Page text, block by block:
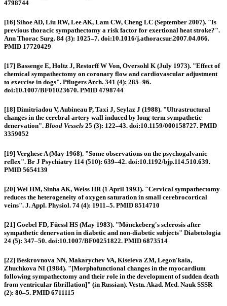
4798744
[16] Sihoe AD, Liu RW, Lee AK, Lam CW, Cheng LC (September 2007). "Is
previous thoracic sympathectomy a risk factor for exertional heat stroke?".
Ann Thorac Surg. 84 (3): 1025–7. doi:10.1016/j.athoracsur.2007.04.066.
PMID 17720429
[17] Bassenge E, Holtz J, Restorff W Von, Oversohl K (July 1973). "Effect of
chemical sympathectomy on coronary flow and cardiovascular adjustment
to exercise in dogs". Pflugers Arch. 341 (4): 285–96.
doi:10.1007/BF01023670. PMID 4798744
[18] Dimitriadou V, Aubineau P, Taxi J, Seylaz J (1988). "Ultrastructural
changes in the cerebral artery wall induced by long-term sympathetic
denervation". Blood Vessels 25 (3): 122–43. doi:10.1159/000158727. PMID
3359052
[19] Verghese A (May 1968). "Some observations on the psychogalvanic
reflex". Br J Psychiatry 114 (510): 639–42. doi:10.1192/bjp.114.510.639.
PMID 5654139
[20] Wei HM, Sinha AK, Weiss HR (1 April 1993). "Cervical sympathectomy
reduces the heterogeneity of oxygen saturation in small cerebrocortical
veins". J. Appl. Physiol. 74 (4): 1911–5. PMID 8514710
[21] Goebel FD, Füessl HS (May 1983). "Mönckeberg's sclerosis after
sympathetic denervation in diabetic and non-diabetic subjects" Diabetologia
24 (5): 347–50. doi:10.1007/BF00251822. PMID 6873514
[22] Beskrovnova NN, Makarychev VA, Kiseleva ZM, Legon'kaia,
Zhuchkova NI (1984). "[Morphofunctional changes in the myocardium
following sympathectomy and their role in the development of sudden death
from ventricular fibrillation]" (in Russian). Vestn. Akad. Med. Nauk SSSR
(2): 80–5. PMID 6711115